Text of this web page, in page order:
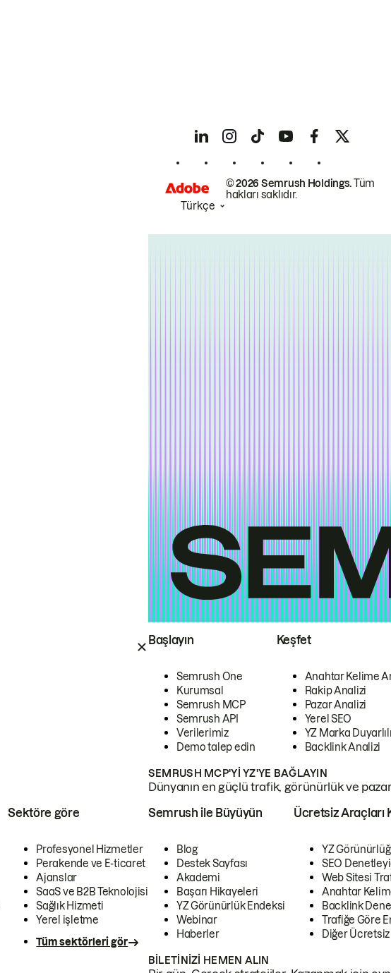
Başlayın
Semrush One
Kurumsal
Semrush MCP
Semrush API
Verilerimiz
Demo talep edin
Keşfet
Anahtar Kelime
Rakip Analizi
Pazar Analizi
Yerel SEO
YZ Marka
Backlink Analizi
SEMRUSH MCP'YI YZ'YE BAĞLAYIN
Dünyanın en güçlü trafik, görünürlük ve
Sektöre göre
Profesyonel Hizmetler
Perakende ve E-ticaret
Ajanslar
SaaS ve B2B Teknolojisi
Sağlık Hizmeti
Yerel işletme
Tüm sektörleri gör
Semrush ile Büyüyün
Blog
Destek Sayfası
Akademi
Başarı Hikayeleri
YZ Görünürlük Endeksi
Webinar
Haberler
Ücretsiz Araçları
YZ
SEO
Web Sitesi
Anahtar
Backlink
Trafiğe Göre
Diğer
BILETINIZI HEMEN ALIN
© 2026 Semrush Holdings.Tüm
hakları saklıdır.
Türkçe